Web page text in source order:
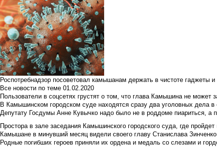
Роспотребнадзор посоветовал камышанам держать в чистоте гаджеты
Все новости по теме 01.02.2020
Пользователи в соцсетях грустят о том, что глава Камышина не может
В Камышинском городском суде находятся сразу два уголовных дела
Депутату Госдумы Анне Кувычко надо было не в роддоме пиариться, а
Простора в зале заседания Камышинского городского суда, где
Камышане в минувший месяц видели своего главу Станислава Зинченко
Родные погибших героев приняли их ордена и медаль со слезами и